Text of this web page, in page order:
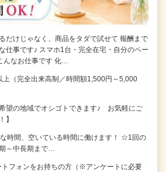
だけじゃなく、商品をタダで試せて 報酬まで
仕事です♪ スマホ1台・完全在宅・自分のペー
んなお仕事です 化…
上（完全出来高制／時間額1,500円～5,000
望の地域でオシゴトできます♪ お気軽にご
】
時間、空いている時間に働けます！ ☆1回の
～中長期まで…
フォンをお持ちの方（※アンケートに必要